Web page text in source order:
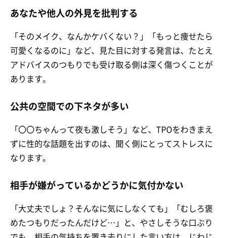
あなたや他人の外見を批判する
「そのメイク、なんかケバくない？」「もっと痩せたら
可愛くなるのに」など、見た目に対する発言は、たとえ
アドバイスのつもりでも受け取る側は深く傷つくことが
あります。
公共の空間での下ネタが多い
「〇〇ちゃんって夜も激しそう」など、TPOをわきまえ
ずに性的な話題を出すのは、聞く側にとってストレスに
なります。
相手が嫌がっているかどうかに気付かない
「大丈夫でしょ？そんなに気にしなくても」「むしろ褒
めたつもりだったんだけど…」と、やさしそうな口ぶり